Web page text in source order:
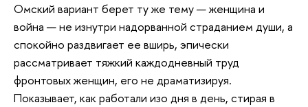
Омский вариант берет ту же тему — женщина и
война — не изнутри надорванной страданием души, а
спокойно раздвигает ее вширь, эпически
рассматривает тяжкий каждодневный труд
фронтовых женщин, его не драматизируя.
Показывает, как работали изо дня в день, стирая в